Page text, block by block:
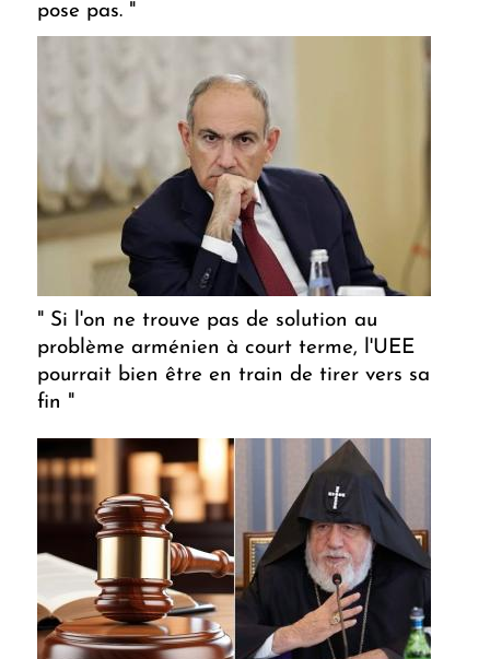
pose pas. "
" Si l'on ne trouve pas de solution au
problème arménien à court terme, l'UEE
pourrait bien être en train de tirer vers sa
fin "